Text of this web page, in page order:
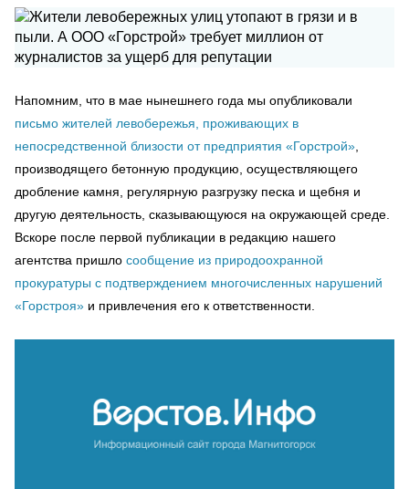
Напомним, что в мае нынешнего года мы опубликовали
письмо жителей левобережья, проживающих в
непосредственной близости от предприятия «Горстрой»
производящего бетонную продукцию, осуществляющего
дробление камня, регулярную разгрузку песка и щебня и
другую деятельность, сказывающуюся на окружающей среде.
Вскоре после первой публикации в редакцию нашего
агентства пришло сообщение из природоохранной
прокуратуры с подтверждением многочисленных нарушений
«Горстроя» и привлечения его к ответственности.